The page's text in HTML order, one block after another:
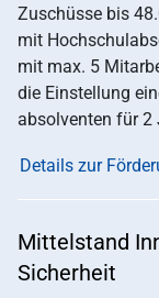
Zuschüsse bis
mit
mit max. 5
die Einstellung
absolventen für 2
Details zur
Mittelstand
Sicherheit